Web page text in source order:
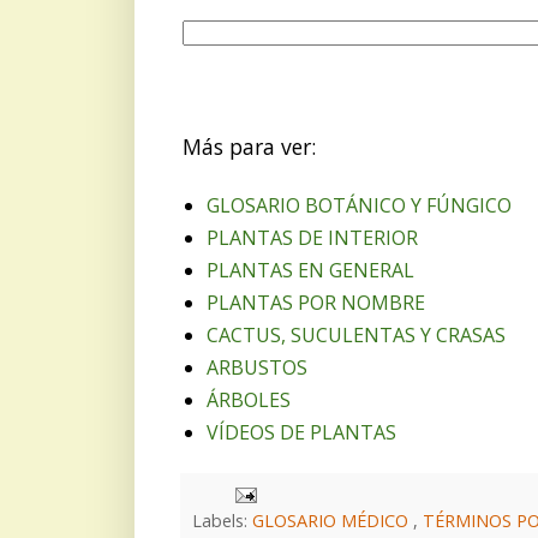
Más para ver:
GLOSARIO BOTÁNICO Y FÚNGICO
PLANTAS DE INTERIOR
PLANTAS EN GENERAL
PLANTAS POR NOMBRE
CACTUS, SUCULENTAS Y CRASAS
ARBUSTOS
ÁRBOLES
VÍDEOS DE PLANTAS
Labels: GLOSARIO MÉDICO , TÉRMINOS